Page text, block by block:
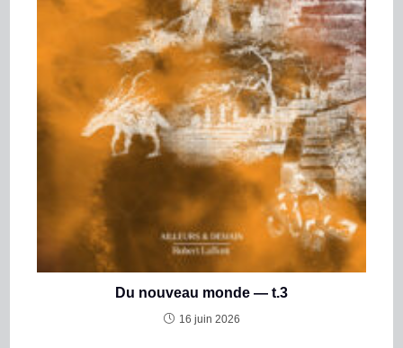
Du nouveau monde — t.3
16 juin 2026